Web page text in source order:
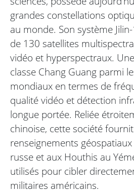
grandes constellations
au monde. Son système
de 130 satellites
vidéo et hyperspectraux.
classe Chang Guang parmi
mondiaux en termes de
qualité vidéo et détection
longue portée. Reliée
chinoise, cette société
renseignements
russe et aux Houthis au
utilisés pour cibler
militaires américains.